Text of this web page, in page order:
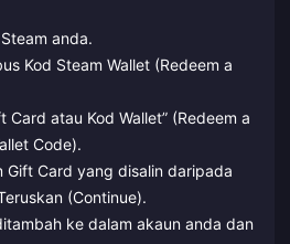
anda.
Kod Steam Wallet (Redeem a
Card atau Kod Wallet” (Redeem a
Code).
Gift Card yang disalin daripada
(Continue).
ke dalam akaun anda dan